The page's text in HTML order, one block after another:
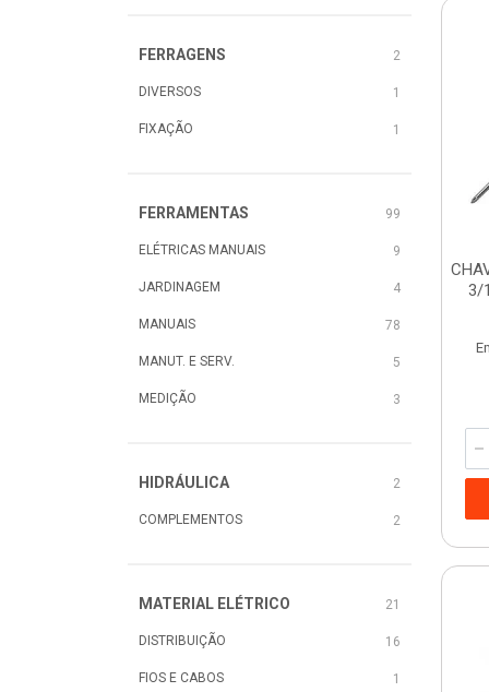
FERRAGENS 2
DIVERSOS 1
FIXAÇÃO 1
FERRAMENTAS 99
ELÉTRICAS MANUAIS 9
JARDINAGEM 4
MANUAIS 78
MANUT. E SERV. 5
MEDIÇÃO 3
HIDRÁULICA 2
COMPLEMENTOS 2
MATERIAL ELÉTRICO 21
DISTRIBUIÇÃO 16
FIOS E CABOS 1
3/